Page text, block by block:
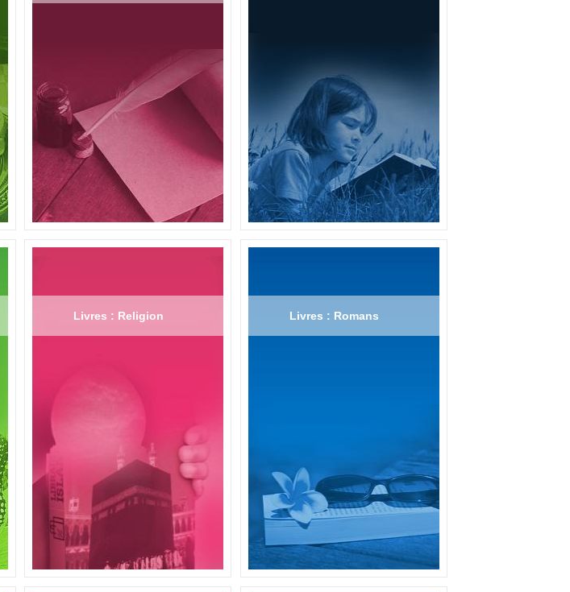
Livres : Religion Livres : Romans